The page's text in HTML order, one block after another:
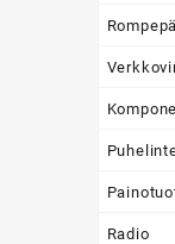
Radio